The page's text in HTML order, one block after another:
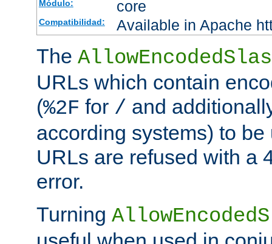
Módulo: core
Compatibilidad: Available in Apache
The
URLs which contain
(%2F for / and
according systems) to
URLs are refused with a
error.
Turning